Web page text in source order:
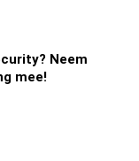
Neem
mee!